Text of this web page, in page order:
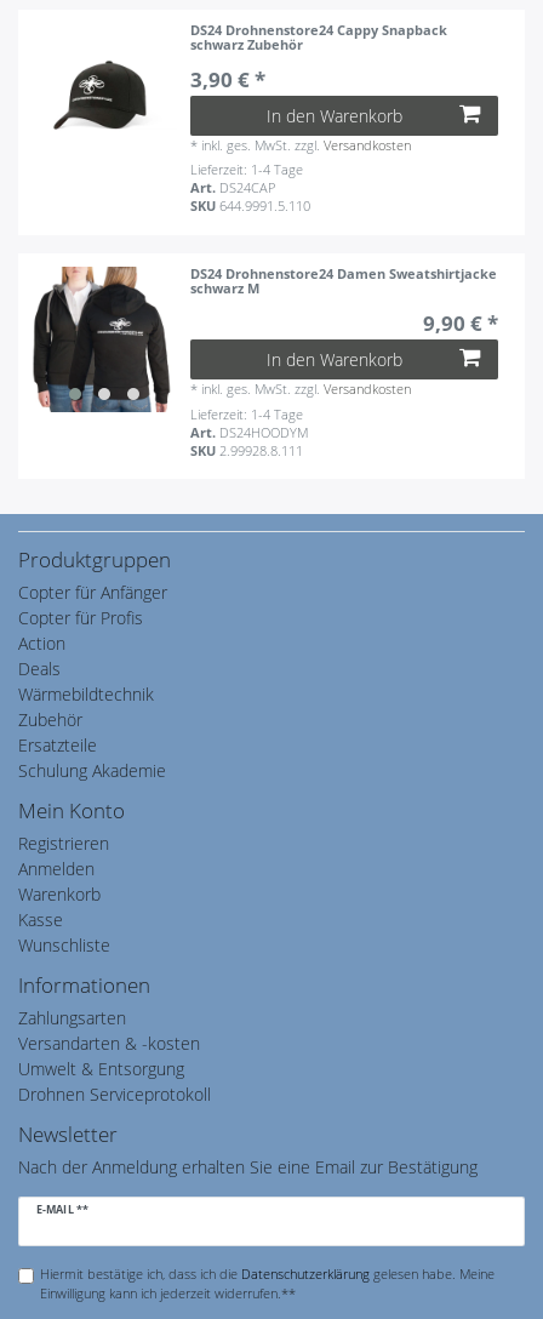
DS24 Drohnenstore24 Cappy Snapback
schwarz Zubehör
3,90 € *
In den Warenkorb
* inkl. ges. MwSt. zzgl.Versandkosten
Lieferzeit: 1-4 Tage
Art. DS24CAP
SKU644.9991.5.110
DS24 Drohnenstore24 Damen Sweatshirtjacke
schwarz M
9,90 € *
In den Warenkorb
* inkl. ges. MwSt. zzgl.Versandkosten
Lieferzeit: 1-4 Tage
Art. DS24HOODYM
SKU 2.99928.8.111
Produktgruppen
Copter für Anfänger
Copter für Profis
Action
Deals
Wärmebildtechnik
Zubehör
Ersatzteile
Schulung Akademie
Mein Konto
Registrieren
Anmelden
Warenkorb
Kasse
Wunschliste
Informationen
Zahlungsarten
Versandarten & -kosten
Umwelt & Entsorgung
Drohnen Serviceprotokoll
Newsletter
Nach der Anmeldung erhalten Sie eine Email zur Bestätigung
E-MAIL **
Newsletter
Hiermit bestätige ich, dass ich die Daten­schutz­erklärunggelesen habe. Meine
Einwilligung kann ich jederzeit widerrufen.**